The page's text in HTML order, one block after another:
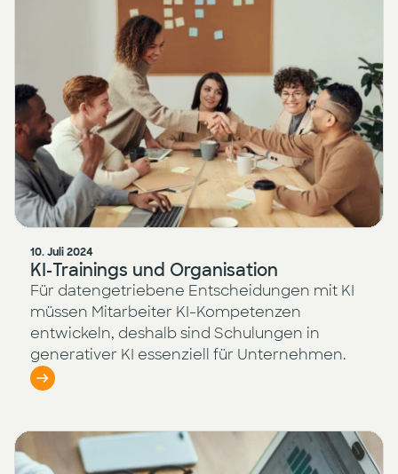
10. Juli 2024
KI-Trainings und Organisation
Für datengetriebene Entscheidungen mit KI
müssen Mitarbeiter KI-Kompetenzen
entwickeln, deshalb sind Schulungen in
generativer KI essenziell für Unternehmen.